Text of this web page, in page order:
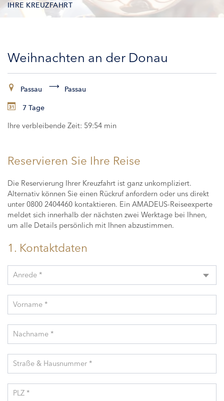
IHRE KREUZFAHRT
KABINEN
Weihnachten an der Donau
Passau Passau
7 Tage
Ihre verbleibende Zeit: 59:53 min
Reservieren Sie Ihre Reise
Die Reservierung Ihrer Kreuzfahrt ist ganz unkompliziert.
Alternativ können Sie einen Rückruf anfordern oder uns direkt
unter 0800 2404460 kontaktieren. Ein AMADEUS-Reiseexperte
meldet sich innerhalb der nächsten zwei Werktage bei Ihnen,
um alle Details persönlich mit Ihnen abzustimmen.
1. Kontaktdaten
Anrede *
Vorname *
Nachname *
Straße & Hausnummer *
PLZ *